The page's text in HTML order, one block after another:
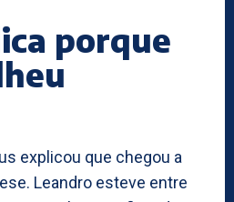
porque
explicou que chegou a
Leandro esteve entre